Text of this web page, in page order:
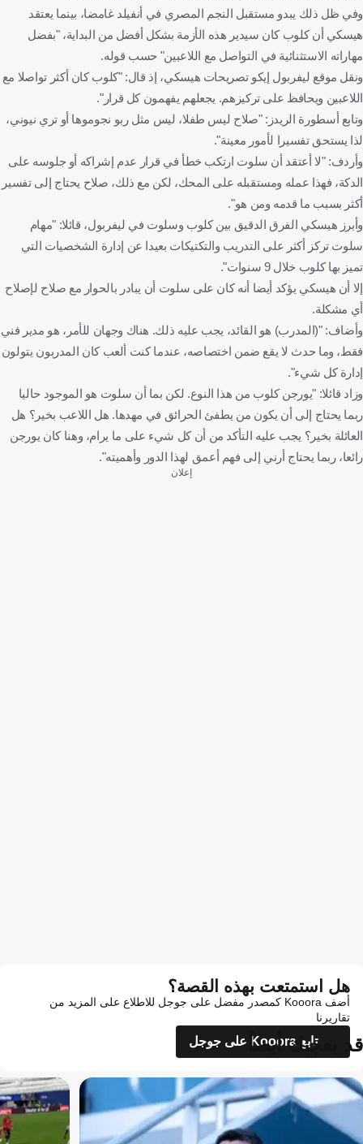
وفي ظل ذلك يبدو مستقبل النجم المصري في أنفيلد غامضا، بينما يعتقد
هيسكي أن كلوب كان سيدير هذه الأزمة بشكل أفضل من البداية، "بفضل
مهاراته الاستثنائية في التواصل مع اللاعبين" حسب قوله.
ونقل موقع ليفربول إيكو تصريحات هيسكي، إذ قال: "كلوب كان أكثر تواصلا مع
اللاعبين ويحافظ على تركيزهم. يجعلهم يفهمون كل قرار".
وتابع أسطورة الريدز: "صلاح ليس طفلا، ليس مثل ربو نجوموها أو تري نيوني،
لذا يستحق تفسيرا لأمور معينة".
وأردف: "لا أعتقد أن سلوت ارتكب خطأ في قرار عدم إشراكه أو جلوسه على
الدكة، فهذا عمله ومستقبله على المحك، لكن مع ذلك، صلاح يحتاج إلى تفسير
أكثر بسبب ما قدمه ومن هو".
وأبرز هيسكي الفرق الدقيق بين كلوب وسلوت في ليفربول، قائلا: "مهام
سلوت تركز أكثر على التدريب والتكتيكات بعيدا عن إدارة الشخصيات التي
تميز بها كلوب خلال 9 سنوات".
إلا أن هيسكي يؤكد أيضا أنه كان على سلوت أن يبادر بالحوار مع صلاح لإصلاح
أي مشكلة.
وأضاف: "(المدرب) هو القائد، يجب عليه ذلك. هناك وجهان للأمر، هو مدير فني
فقط، وما حدث لا يقع ضمن اختصاصه، عندما كنت ألعب كان المدربون يتولون
إدارة كل شيء".
وزاد قائلا: "يورجن كلوب من هذا النوع. لكن بما أن سلوت هو الموجود حاليا
ربما يحتاج إلى أن يكون من يطفئ الحرائق في مهدها. هل اللاعب بخير؟ هل
العائلة بخير؟ يجب عليه التأكد من أن كل شيء على ما يرام، وهنا كان يورجن
رائعا، ربما يحتاج أرني إلى فهم أعمق لهذا الدور وأهميته".
إعلان
هل استمتعت بهذه القصة؟
أضف Kooora كمصدر مفضل على جوجل للاطلاع على المزيد من
تقاريرنا
تابع Kooora على جوجل
قد يعجبك أيضاً